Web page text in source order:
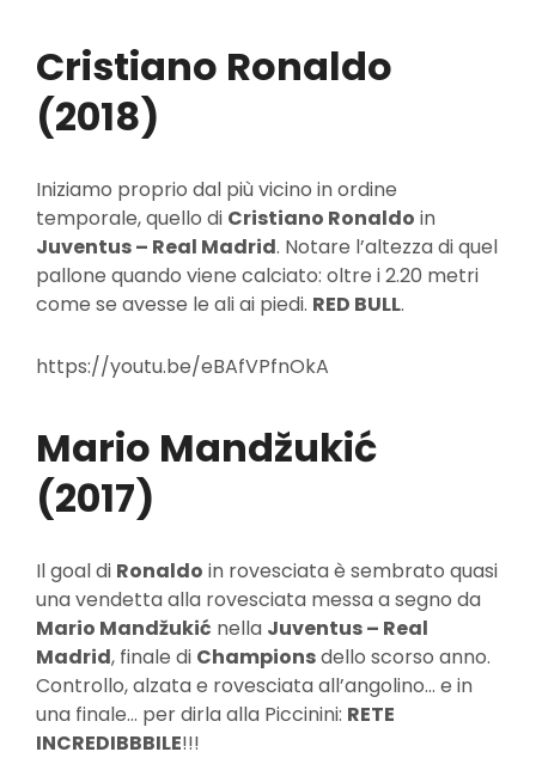
Cristiano Ronaldo
(2018)
Iniziamo proprio dal più vicino in ordine
temporale, quello di Cristiano Ronaldo in
Juventus – Real Madrid. Notare l’altezza di quel
pallone quando viene calciato: oltre i 2.20 metri
come se avesse le ali ai piedi. RED BULL.
https://youtu.be/eBAfVPfnOkA
Mario Mandžukić
(2017)
Il goal di Ronaldo in rovesciata è sembrato quasi
una vendetta alla rovesciata messa a segno da
Mario Mandžukić nella Juventus – Real
Madrid, finale di Championsdello scorso anno.
Controllo, alzata e rovesciata all’angolino… e in
una finale… per dirla alla Piccinini: RETE
INCREDIBBBILE!!!